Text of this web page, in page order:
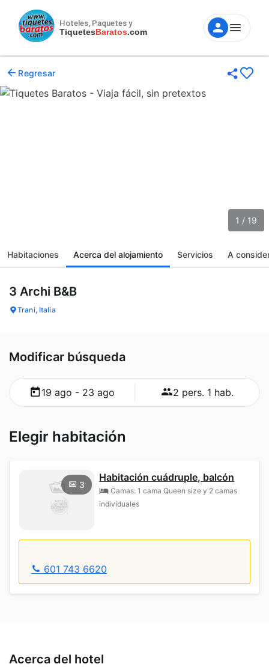
Hoteles, Paquetes y
TiquetesBaratos.com
Regresar
1 / 19
Habitaciones Acerca del alojamiento Servicios A
3 Archi B&B
Trani, Italia
Modificar búsqueda
19 ago - 23 ago 2 pers. 1 hab.
Elegir habitación
3
Habitación cuádruple, balcón
Camas: 1 cama Queen size y 2 camas
individuales
601 743 6620
Acerca del hotel